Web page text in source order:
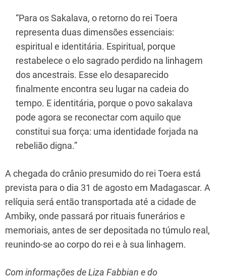
“Para os Sakalava, o retorno do rei Toera
representa duas dimensões essenciais:
espiritual e identitária. Espiritual, porque
restabelece o elo sagrado perdido na linhagem
dos ancestrais. Esse elo desaparecido
finalmente encontra seu lugar na cadeia do
tempo. E identitária, porque o povo sakalava
pode agora se reconectar com aquilo que
constitui sua força: uma identidade forjada na
rebelião digna.”
A chegada do crânio presumido do rei Toera está
prevista para o dia 31 de agosto em Madagascar. A
relíquia será então transportada até a cidade de
Ambiky, onde passará por rituais funerários e
memoriais, antes de ser depositada no túmulo real,
reunindo-se ao corpo do rei e à sua linhagem.
Com informações de Liza Fabbian e do